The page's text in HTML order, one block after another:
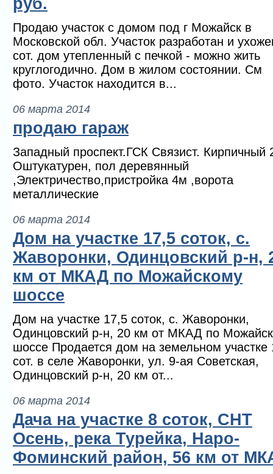
руб.
Продаю участок с домом под г Можайск в
Московской обл. Участок разработан и
сот. дом утепленный с печкой - можно жить
круглогодично. Дом в жилом состоянии. См
фото. Участок находится в...
06 марта 2014
продаю гараж
Западный проспект.ГСК Связист. Кирпичный
Оштукатурен, пол деревянный
,Электричество,пристройка 4м ,ворота
металлические
06 марта 2014
Дом на участке 17,5 соток, с.
Жаворонки, Одинцовский р-н,
км от МКАД по Можайскому
шоссе
Дом на участке 17,5 соток, с. Жаворонки,
Одинцовский р-н, 20 км от МКАД по
шоссе Продается дом на земельном участке
сот. в селе Жаворонки, ул. 9-ая Советская,
Одинцовский р-н, 20 км от...
06 марта 2014
Дача на участке 8 соток, СНТ
Осень, река Турейка, Наро-
Фоминский район, 56 км от